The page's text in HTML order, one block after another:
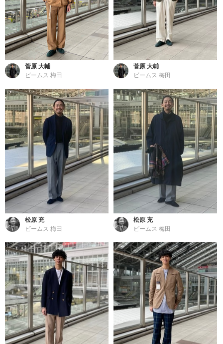
菅原 大輔
ビームス 梅田
菅原 大輔
ビームス 梅田
松原 充
ビームス 梅田
松原 充
ビームス 梅田